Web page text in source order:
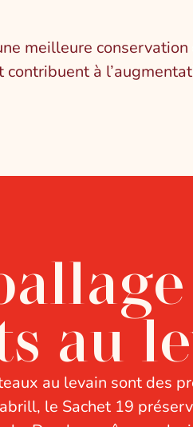
meilleure
à
au
au levain sont des
le Sachet 19